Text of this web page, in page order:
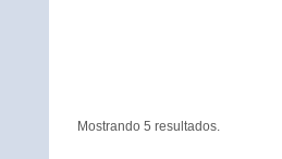
Mostrando 5 resultados.